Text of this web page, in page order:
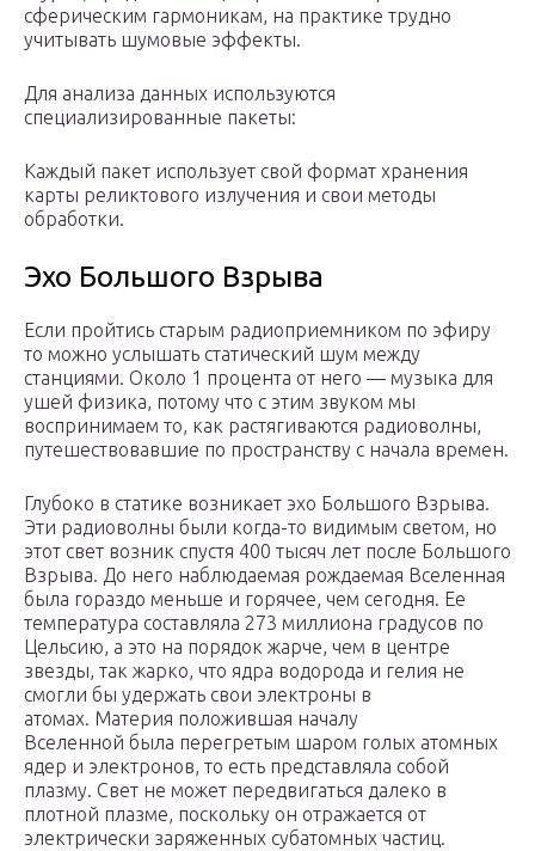
сферическим гармоникам, на практике трудно
учитывать шумовые эффекты.
Для анализа данных используются
специализированные пакеты:
Каждый пакет использует свой формат хранения
карты реликтового излучения и свои методы
обработки.
Эхо Большого Взрыва
Если пройтись старым радиоприемником по эфиру
то можно услышать статический шум между
станциями. Около 1 процента от него — музыка для
ушей физика, потому что с этим звуком мы
воспринимаем то, как растягиваются радиоволны,
путешествовавшие по пространству с начала времен.
Глубоко в статике возникает эхо Большого Взрыва.
Эти радиоволны были когда-то видимым светом, но
этот свет возник спустя 400 тысяч лет после Большого
Взрыва. До него наблюдаемая рождаемая Вселенная
была гораздо меньше и горячее, чем сегодня. Ее
температура составляла 273 миллиона градусов по
Цельсию, а это на порядок жарче, чем в центре
звезды, так жарко, что ядра водорода и гелия не
смогли бы удержать свои электроны в
атомах. Материя положившая началу
Вселенной была перегретым шаром голых атомных
ядер и электронов, то есть представляла собой
плазму. Свет не может передвигаться далеко в
плотной плазме, поскольку он отражается от
электрически заряженных субатомных частиц.